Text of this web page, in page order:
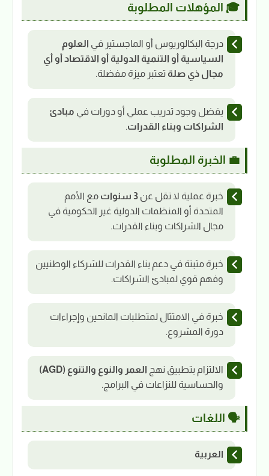
🎓 المؤهلات المطلوبة
درجة البكالوريوس أو الماجستير في العلوم
السياسية أو التنمية الدولية أو الاقتصاد أو أي
مجال ذي صلة تعتبر ميزة مفضلة.
يفضل وجود تدريب عملي أو دورات في مبادئ
الشراكات وبناء القدرات.
💼 الخبرة المطلوبة
خبرة عملية لا تقل عن 3 سنوات
مع الأمم
المتحدة أو المنظمات الدولية غير الحكومية في
مجال الشراكات وبناء القدرات.
خبرة مثبتة في دعم بناء القدرات للشركاء الوطنيين
وفهم قوي لمبادئ الشراكات.
خبرة في الامتثال لمتطلبات المانحين وإجراءات
دورة المشروع.
الالتزام بتطبيق نهج العمر والنوع والتنوع (AGD)
والحساسية للنزاعات في البرامج.
🗣️ اللغات
العربية